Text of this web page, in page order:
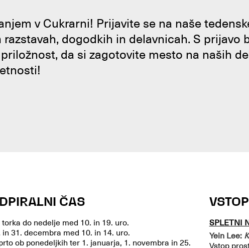
v Cukrarni! Prijavite se na naše
dogodkih in delavnicah. S prijavo
da si zagotovite mesto na naših
ČAS
torka do nedelje med 10. in 19. uro.
in 31. decembra med 10. in 14. uro.
ob ponedeljkih ter 1. januarja, 1. novembra in 25.
SPLETNI
Yein Lee: